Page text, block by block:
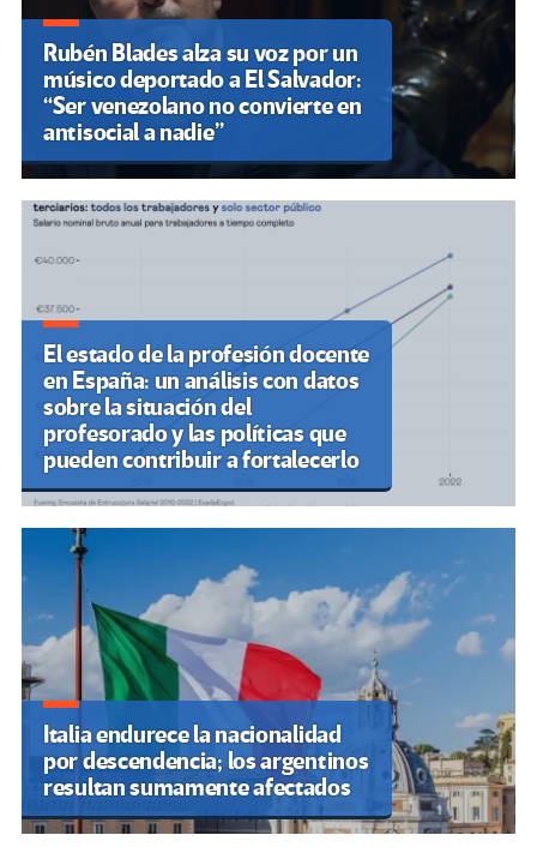
Rubén Blades alza su voz por un
músico deportado a El Salvador:
“Ser venezolano no convierte en
antisocial a nadie”
El estado de la profesión docente
en España: un análisis con datos
sobre la situación del
profesorado y las políticas que
pueden contribuir a fortalecerlo
Italia endurece la nacionalidad
por descendencia; los argentinos
resultan sumamente afectados